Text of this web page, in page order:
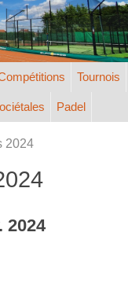
Tournois
Padel
2024
2024